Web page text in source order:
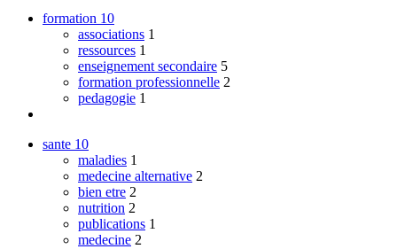
formation 10
associations 1
ressources 1
enseignement secondaire 5
formation professionnelle 2
pedagogie 1
sante 10
maladies 1
medecine alternative 2
bien etre 2
nutrition 2
publications 1
medecine 2